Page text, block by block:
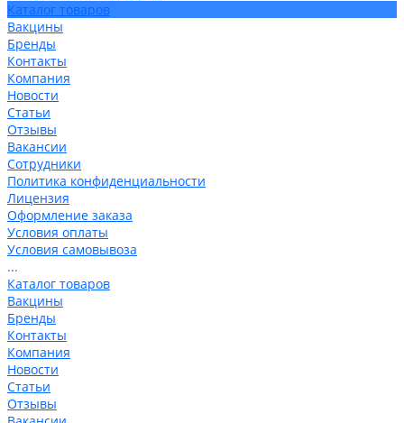
Каталог товаров
Вакцины
Бренды
Контакты
Компания
Новости
Статьи
Отзывы
Вакансии
Сотрудники
Политика конфиденциальности
Лицензия
Оформление заказа
Условия оплаты
Условия самовывоза
...
Каталог товаров
Вакцины
Бренды
Контакты
Компания
Новости
Статьи
Отзывы